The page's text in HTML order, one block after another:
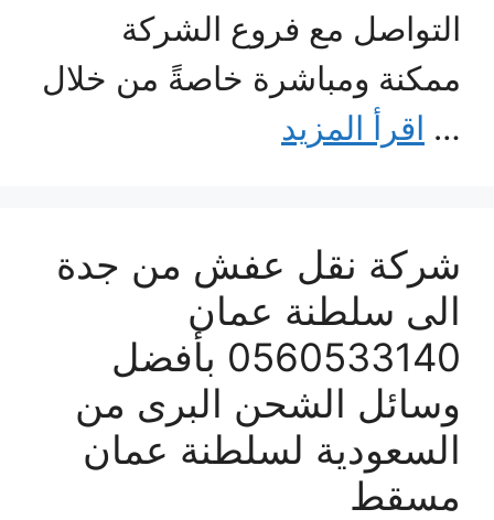
التواصل مع فروع الشركة
ممكنة ومباشرة خاصةً من خلال
… اقرأ المزيد
شركة نقل عفش من جدة
الى سلطنة عمان
0560533140 بأفضل
وسائل الشحن البرى من
السعودية لسلطنة عمان
مسقط